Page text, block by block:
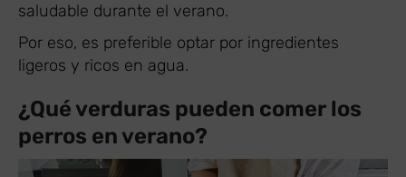
saludable durante el verano.
Por eso, es preferible optar por ingredientes
ligeros y ricos en agua.
¿Qué verduras pueden comer los
perros en verano?